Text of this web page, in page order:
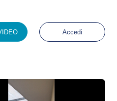
Accedi